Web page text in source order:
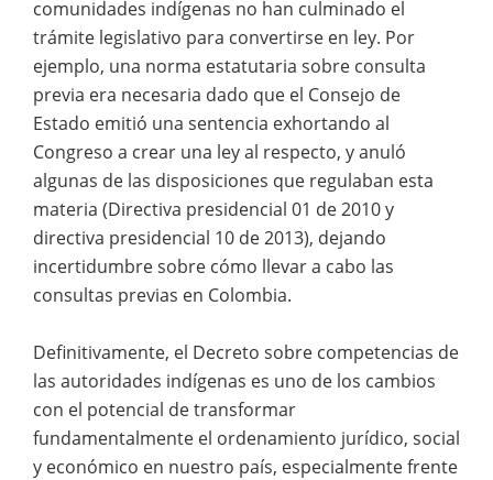
comunidades indígenas no han culminado el
trámite legislativo para convertirse en ley. Por
ejemplo, una norma estatutaria sobre consulta
previa era necesaria dado que el Consejo de
Estado emitió una sentencia exhortando al
Congreso a crear una ley al respecto, y anuló
algunas de las disposiciones que regulaban esta
materia (Directiva presidencial 01 de 2010 y
directiva presidencial 10 de 2013), dejando
incertidumbre sobre cómo llevar a cabo las
consultas previas en Colombia.
Definitivamente, el Decreto sobre competencias de
las autoridades indígenas es uno de los cambios
con el potencial de transformar
fundamentalmente el ordenamiento jurídico, social
y económico en nuestro país, especialmente frente